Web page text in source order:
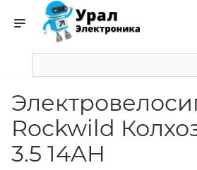
Rockwild
3.5 14AH